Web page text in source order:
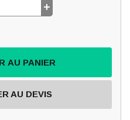
+
AU PANIER
AU DEVIS